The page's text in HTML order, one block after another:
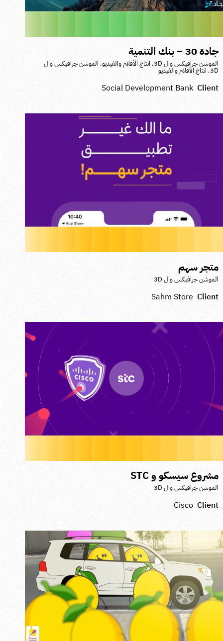
جادة 30 – بنك التنمية
الموشن جرافيكس وال 3D ,انتاج الأفلام والفيديو,الموشن جرافيكس وال
3D
,انتاج الأفلام والفيديو
Client
Social Development Bank
متجر سهم
الموشن جرافيكس وال 3D
Client
Sahm Store
مشروع سيسكو و STC
الموشن جرافيكس وال 3D
Client
Cisco